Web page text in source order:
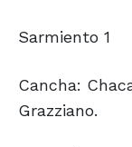
Sarmiento 1
Cancha:
Grazziano.